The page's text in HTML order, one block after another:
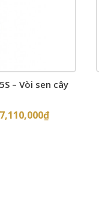
– Vòi sen cây
7,110,000₫